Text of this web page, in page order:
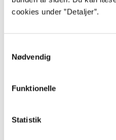
cookies under ”Detaljer”.
Nødvendig
Funktionelle
Statistik
Artikler
...